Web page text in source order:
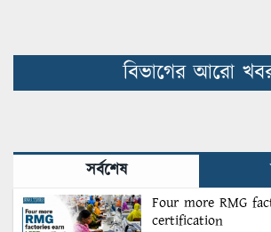
বিভাগের আরো
সর্বশেষ
Four more RMG
certification